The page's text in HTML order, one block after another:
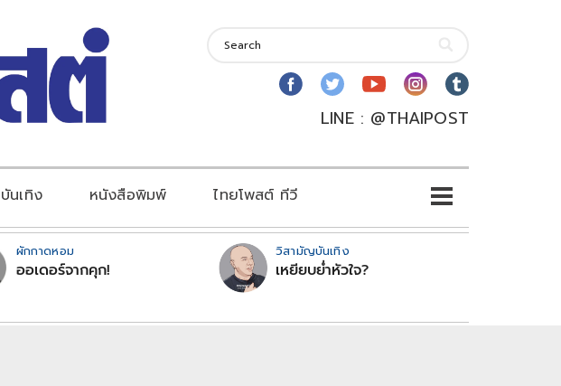
LINE : @THAIPOST
บันเทิง หนังสือพิมพ์ ไทยโพสต์ ทีวี
ผักกาดหอม
ออเดอร์จากคุก!
วิสามัญบันเทิง
เหยียบย่ำหัวใจ?